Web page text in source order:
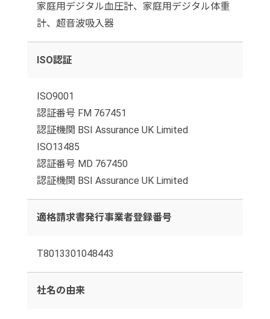
家庭用デジタル血圧計、家庭用デジタル体重
計、超音波吸入器
ISO認証
ISO9001
認証番号 FM 767451
認証機関 BSI Assurance UK Limited
ISO13485
認証番号 MD 767450
認証機関 BSI Assurance UK Limited
適格請求書発行事業者登録番号
T8013301048443
社名の由来